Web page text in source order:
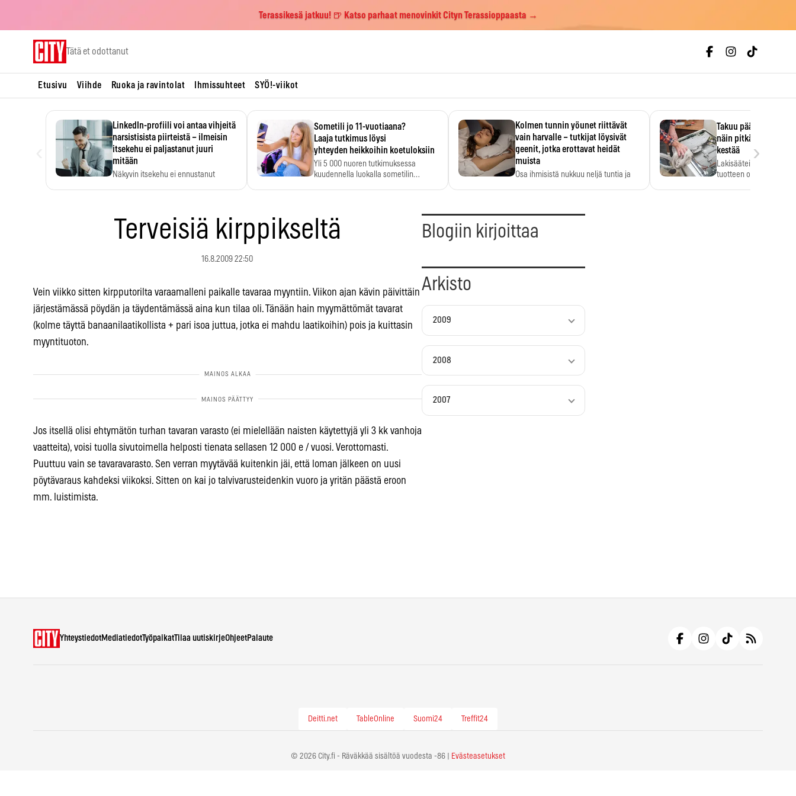
Terassikesä jatkuu! 🍺 Katso parhaat menovinkit Cityn Terassioppaasta →
Tätä et odottanut
Etusivu Viihde Ruoka ja ravintolat Ihmissuhteet SYÖ!-viikot
LinkedIn-profiili voi antaa vihjeitä
narsistisista piirteistä – ilmeisin
itsekehu ei paljastanut juuri
mitään
Näkyvin itsekehu ei ennustanut
Sometili jo 11-vuotiaana?
Laaja tutkimus löysi
yhteyden heikkoihin koetuloksiin
Yli 5 000 nuoren tutkimuksessa
kuudennella luokalla sometilin…
Kolmen tunnin yöunet riittävät
vain harvalle – tutkijat löysivät
geenit, jotka erottavat heidät
muista
Osa ihmisistä nukkuu neljä tuntia ja
Takuu päättyi,
näin pitkään
kestää
Lakisääteinen
tuotteen oletetun
›
Terveisiä kirppikseltä
16.8.2009 22:50
Vein viikko sitten kirpputorilta varaamalleni paikalle tavaraa myyntiin. Viikon ajan kävin päivittäin
järjestämässä pöydän ja täydentämässä aina kun tilaa oli. Tänään hain myymättömät tavarat
(kolme täyttä banaanilaatikollista + pari isoa juttua, jotka ei mahdu laatikoihin) pois ja kuittasin
myyntituoton.
Jos itsellä olisi ehtymätön turhan tavaran varasto (ei mielellään naisten käytettyjä yli 3 kk vanhoja
vaatteita), voisi tuolla sivutoimella helposti tienata sellasen 12 000 e / vuosi. Verottomasti.
Puuttuu vain se tavaravarasto. Sen verran myytävää kuitenkin jäi, että loman jälkeen on uusi
pöytävaraus kahdeksi viikoksi. Sitten on kai jo talvivarusteidenkin vuoro ja yritän päästä eroon
mm. luistimista.
Blogiin kirjoittaa
Arkisto
2009
2008
2007
YhteystiedotMediatiedotTyöpaikatTilaa uutiskirjeOhjeetPalaute
Deitti.net TableOnline Suomi24 Treffit24
© 2026 City.fi - Räväkkää sisältöä vuodesta -86 | Evästeasetukset